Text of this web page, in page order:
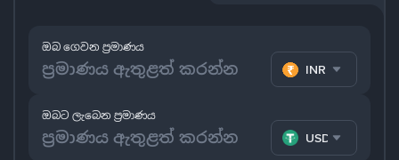
ඔබ ගෙවන ප්‍රමාණය
INR
ඔබට ලැබෙන ප්‍රමාණය
USDT